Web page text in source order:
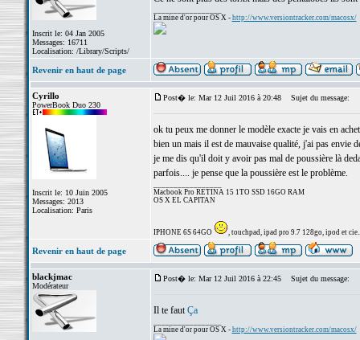
Inscrit le: 04 Jan 2005
Messages: 16711
Localisation: /Library/Scripts/
La mine d'or pour OS X - http://www.versiontracker.com/macosx/
Revenir en haut de page
Cyrillo
PowerBook Duo 230
Inscrit le: 10 Juin 2005
Messages: 2013
Localisation: Paris
Post� le: Mar 12 Juil 2016 à 20:48 Sujet du message:
ok tu peux me donner le modèle exacte je vais en
bien un mais il est de mauvaise qualité, j'ai pas envie
je me dis qu'il doit y avoir pas mal de poussière là
parfois.... je pense que la poussière est le problème.
Macbook Pro RETINA 15 1TO SSD 16GO RAM
OS X EL CAPITAN
IPHONE 6S 64GO , touchpad, ipad pro 9.7 128go, ipod et
Revenir en haut de page
blackjmac
Modérateur
Post� le: Mar 12 Juil 2016 à 22:45 Sujet du message:
Il te fautÇa
La mine d'or pour OS X - http://www.versiontracker.com/macosx/